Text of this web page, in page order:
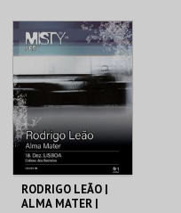
COLISEU DE LISBOA
MAIS INFO
COMPRAR
RODRIGO LEÃO |
ALMA MATER |